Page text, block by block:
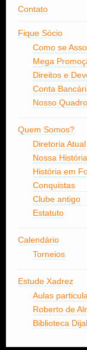
Contato
Fique Sócio
Como se
Mega
Direitos e
Conta
Nosso
Quem Somos?
Diretoria Atual
Nossa História
História em
Conquistas
Clube antigo
Estatuto
Calendário
Torneios
Estude Xadrez
Aulas
Roberto de
Biblioteca